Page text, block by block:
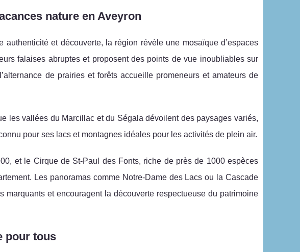
nature en Aveyron
authenticité et découverte, la région révèle une mosaïque d’espaces
falaises abruptes et proposent des points de vue inoubliables sur
de prairies et forêts accueille promeneurs et amateurs de
les vallées du Marcillac et du Ségala dévoilent des paysages variés,
pour ses lacs et montagnes idéales pour les activités de plein air.
et le Cirque de St-Paul des Fonts, riche de près de 1000 espèces
Les panoramas comme Notre-Dame des Lacs ou la Cascade
et encouragent la découverte respectueuse du patrimoine
pour tous